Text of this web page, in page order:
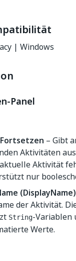
| Windows
Panel
– Gibt
Aktivitäten
Aktivität
nur
(DisplayName)
der Aktivität.
String-Variablen
Werte.